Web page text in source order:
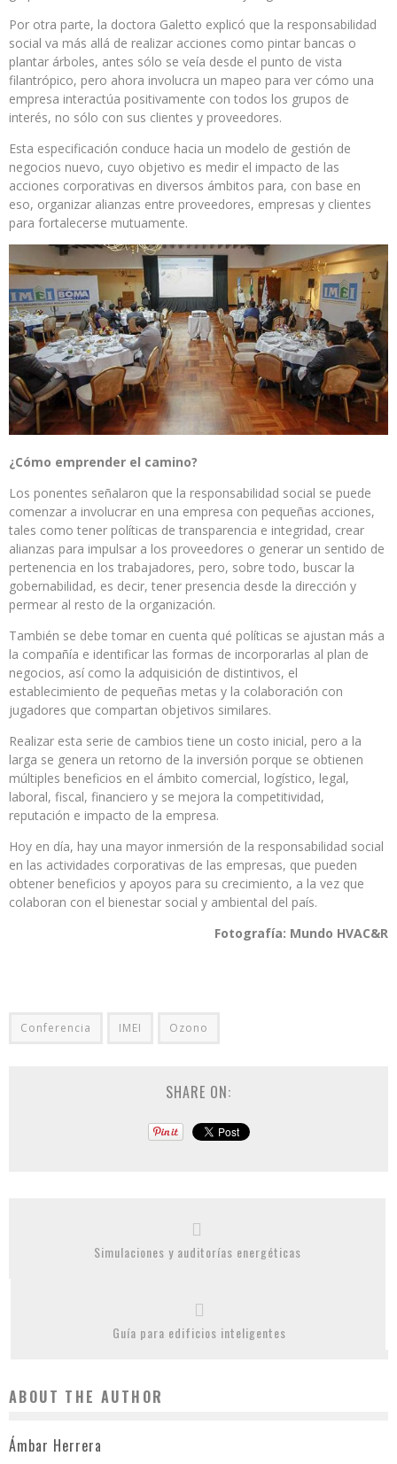
Por otra parte, la doctora Galetto explicó que la responsabilidad
social va más allá de realizar acciones como pintar bancas o
plantar árboles, antes sólo se veía desde el punto de vista
filantrópico, pero ahora involucra un mapeo para ver cómo una
empresa interactúa positivamente con todos los grupos de
interés, no sólo con sus clientes y proveedores.
Esta especificación conduce hacia un modelo de gestión de
negocios nuevo, cuyo objetivo es medir el impacto de las
acciones corporativas en diversos ámbitos para, con base en
eso, organizar alianzas entre proveedores, empresas y clientes
para fortalecerse mutuamente.
¿Cómo emprender el camino?
Los ponentes señalaron que la responsabilidad social se puede
comenzar a involucrar en una empresa con pequeñas acciones,
tales como tener políticas de transparencia e integridad, crear
alianzas para impulsar a los proveedores o generar un sentido de
pertenencia en los trabajadores, pero, sobre todo, buscar la
gobernabilidad, es decir, tener presencia desde la dirección y
permear al resto de la organización.
También se debe tomar en cuenta qué políticas se ajustan más a
la compañía e identificar las formas de incorporarlas al plan de
negocios, así como la adquisición de distintivos, el
establecimiento de pequeñas metas y la colaboración con
jugadores que compartan objetivos similares.
Realizar esta serie de cambios tiene un costo inicial, pero a la
larga se genera un retorno de la inversión porque se obtienen
múltiples beneficios en el ámbito comercial, logístico, legal,
laboral, fiscal, financiero y se mejora la competitividad,
reputación e impacto de la empresa.
Hoy en día, hay una mayor inmersión de la responsabilidad social
en las actividades corporativas de las empresas, que pueden
obtener beneficios y apoyos para su crecimiento, a la vez que
colaboran con el bienestar social y ambiental del país.
Fotografía: Mundo HVAC&R
Conferencia IMEI Ozono
SHARE ON:
Simulaciones y auditorías energéticas
Guía para edificios inteligentes
ABOUT THE AUTHOR
Ámbar Herrera